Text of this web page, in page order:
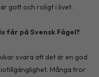
gott och roligt i livet.
får på Svensk Fågel?
svara att det är en god
Många tror